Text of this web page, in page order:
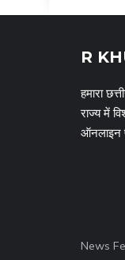
R
हमारा
राज्य में
ऑनलाइन
News